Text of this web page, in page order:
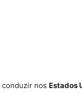
nos Estados